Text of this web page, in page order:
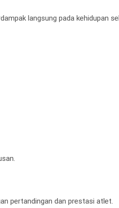
langsung pada kehidupan
pertandingan dan prestasi atlet.